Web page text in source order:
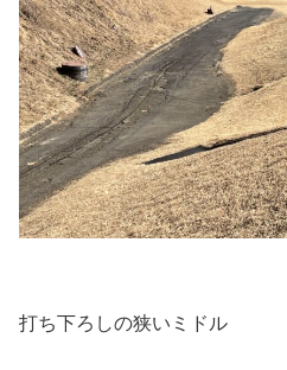
打ち下ろしの狭いミドル